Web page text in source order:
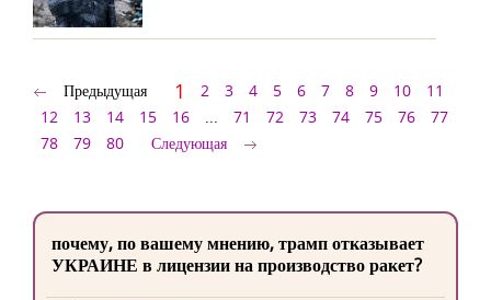
Предыдущая 1 2 3 4 5 6 7 8 9 10
11
12
13 14 15 16 ... 71 72 73 74 75 76
77
78
79 80 Следующая
почему, по вашему мнению, трамп отказывает
УКРАИНЕ в лицензии на производство ракет?